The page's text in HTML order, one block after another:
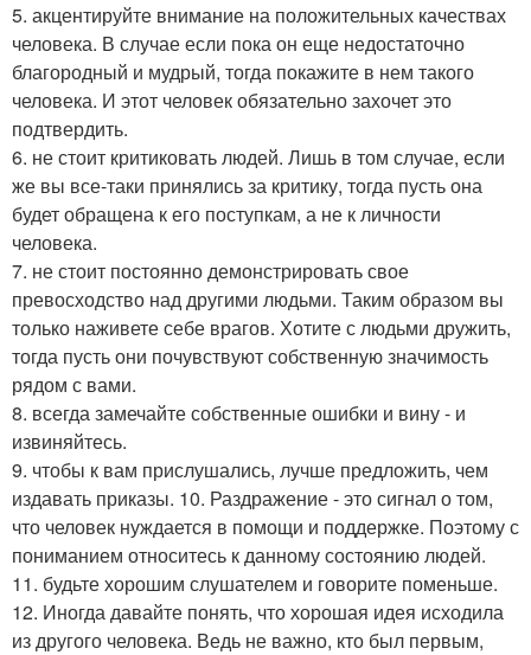
5. акцентируйте внимание на положительных качествах
человека. В случае если пока он еще недостаточно
благородный и мудрый, тогда покажите в нем такого
человека. И этот человек обязательно захочет это
подтвердить.
6. не стоит критиковать людей. Лишь в том случае, если
же вы все-таки принялись за критику, тогда пусть она
будет обращена к его поступкам, а не к личности
человека.
7. не стоит постоянно демонстрировать свое
превосходство над другими людьми. Таким образом вы
только наживете себе врагов. Хотите с людьми дружить,
тогда пусть они почувствуют собственную значимость
рядом с вами.
8. всегда замечайте собственные ошибки и вину - и
извиняйтесь.
9. чтобы к вам прислушались, лучше предложить, чем
издавать приказы. 10. Раздражение - это сигнал о том,
что человек нуждается в помощи и поддержке. Поэтому с
пониманием относитесь к данному состоянию людей.
11. будьте хорошим слушателем и говорите поменьше.
12. Иногда давайте понять, что хорошая идея исходила
из другого человека. Ведь не важно, кто был первым,